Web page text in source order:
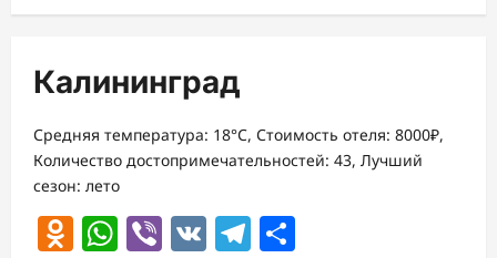
Калининград
Средняя температура: 18°C, Стоимость отеля: 8000₽,
Количество достопримечательностей: 43, Лучший
сезон: лето
Odnoklassniki
WhatsApp
Viber
VK Telegram